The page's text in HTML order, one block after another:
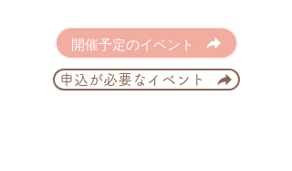
開催予定のイベント
申込が必要なイベント